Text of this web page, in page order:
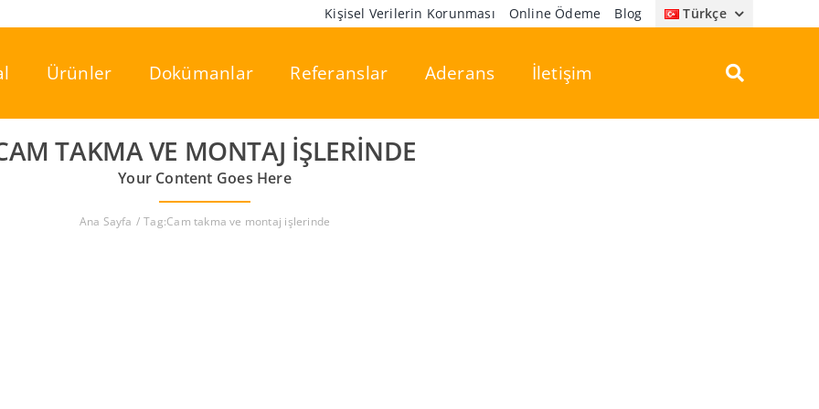
Kişisel Verilerin Korunması Online Ödeme Blog Türkçe
Ürünler Dokümanlar Referanslar Aderans İletişim
TAKMA VE MONTAJ IŞLERINDE
Your Content Goes Here
Ana Sayfa Tag:Cam takma ve montaj işlerinde